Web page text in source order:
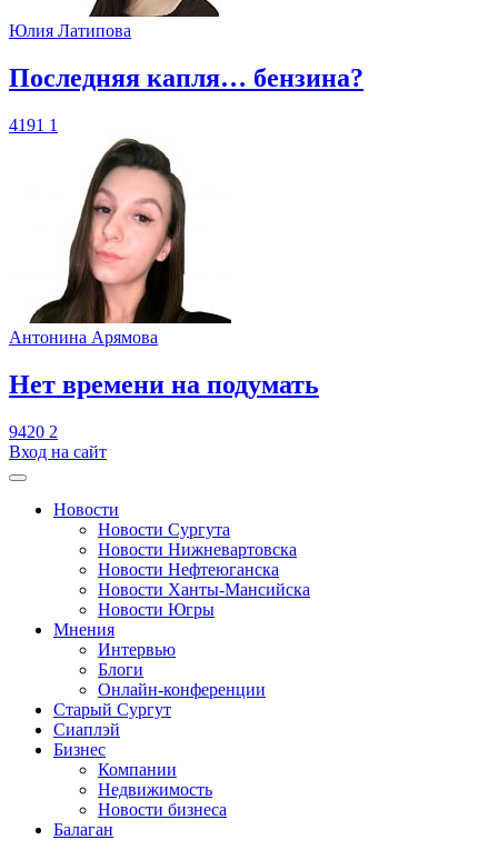
Юлия Латипова
​Последняя капля… бензина?
4191 1
Антонина Арямова
​Нет времени на подумать
9420 2
Вход на сайт
Новости
Новости Сургута
Новости Нижневартовска
Новости Нефтеюганска
Новости Ханты-Мансийска
Новости Югры
Мнения
Интервью
Блоги
Онлайн-конференции
Старый Сургут
Сиаплэй
Бизнес
Компании
Недвижимость
Новости бизнеса
Балаган